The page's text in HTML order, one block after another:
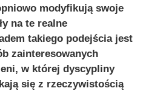
modyfikują swoje
na te realne
takiego podejścia jest
zainteresowanych
w której dyscypliny
się z rzeczywistością